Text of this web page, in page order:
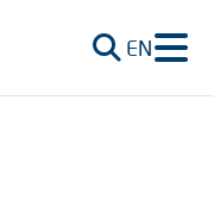
EN